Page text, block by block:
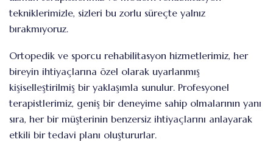
tekniklerimizle, sizleri bu zorlu süreçte yalnız
bırakmıyoruz.
Ortopedik ve sporcu rehabilitasyon hizmetlerimiz, her
bireyin ihtiyaçlarına özel olarak uyarlanmış
kişiselleştirilmiş bir yaklaşımla sunulur. Profesyonel
terapistlerimiz, geniş bir deneyime sahip olmalarının yanı
sıra, her bir müşterinin benzersiz ihtiyaçlarını anlayarak
etkili bir tedavi planı oluştururlar.